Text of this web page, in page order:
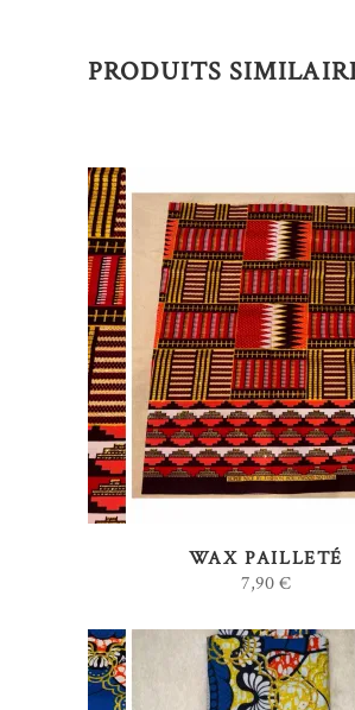
PRODUITS
AJOUTER AU PANIER
WAX PAILLETÉ
7,90€